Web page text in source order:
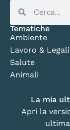
Tematiche
Ambiente
Lavoro &
Salute
Animali
La mia
Apri la